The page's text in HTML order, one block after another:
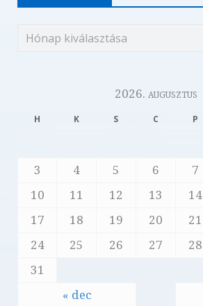
2026. augusztus
H K S C P
« dec
3
4 5 6 7
10
11 12 13 14
17
18 19 20 21
24
25 26 27 28
31